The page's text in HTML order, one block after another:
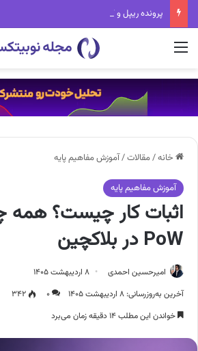
پرونده ریپل و کمیسیون بورس آمریکا چیست و
منو
خانه/مقالات/آموزش مفاهیم پایه
آموزش مفاهیم پایه
اثبات کار چیست؟ همه
PoW در بلاکچین
امیرحسین احمدی
۸ اردیبهشت ۱۴۰۵
آخرین به‌روزرسانی: ۸ اردیبهشت ۱۴۰۵
۰
۳۴۲
خواندن این مطلب ۱۴ دقیقه زمان می‌برد